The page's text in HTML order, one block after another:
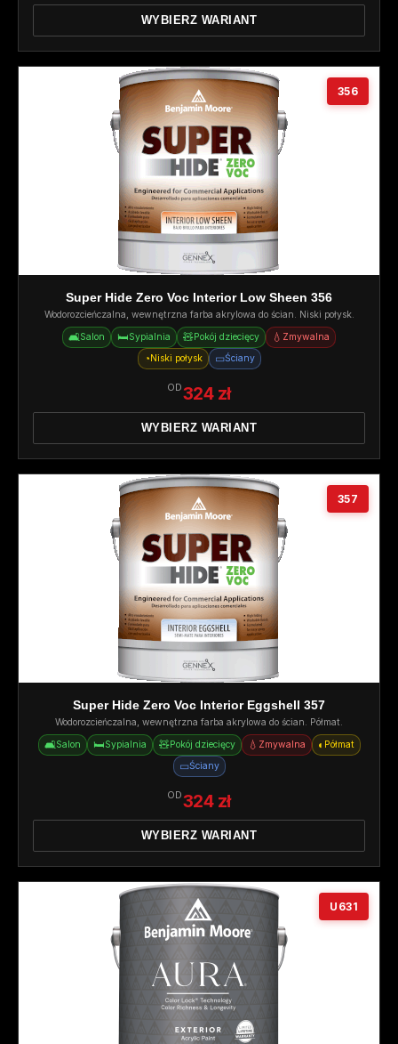
WYBIERZ WARIANT
356
Super Hide Zero Voc Interior Low Sheen 356
Wodorozcieńczalna, wewnętrzna farba akrylowa do ścian. Niski połysk.
🛋️Salon 🛏️Sypialnia 🧸Pokój dziecięcy 💧 Zmywalna
◔Niski połysk ▭Ściany
OD324 zł
WYBIERZ WARIANT
357
Super Hide Zero Voc Interior Eggshell 357
Wodorozcieńczalna, wewnętrzna farba akrylowa do ścian. Półmat.
🛋️Salon 🛏️Sypialnia 🧸Pokój dziecięcy 💧 Zmywalna ◐ Półmat
▭Ściany
OD324 zł
WYBIERZ WARIANT
U631